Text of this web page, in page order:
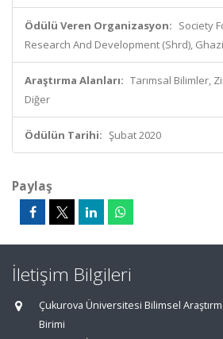
Ödülü Veren Organizasyon: Society
Research And Development (Shrd),
Araştırma Alanları: Tarımsal Bilimler,
Diğer
Ödülün Tarihi: Şubat 2020
Paylaş
İletişim Bilgileri
Çukurova Üniversitesi Bilimsel
Birimi